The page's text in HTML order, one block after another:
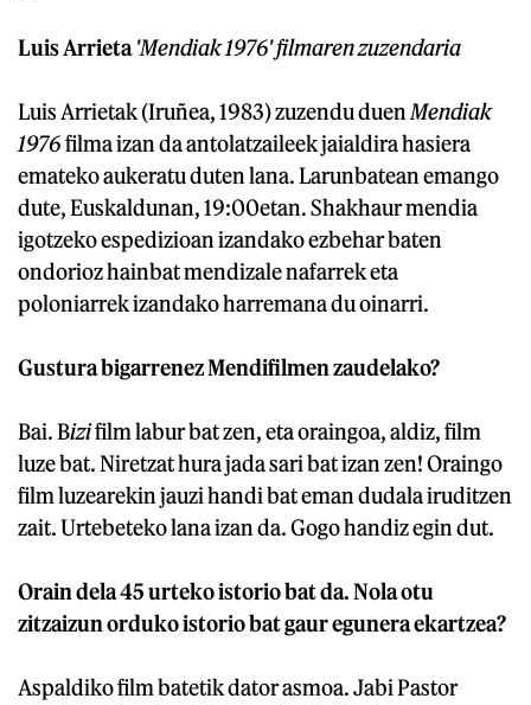
Luis Arrieta 'Mendiak 1976' filmaren zuzendaria
Luis Arrietak (Iruñea, 1983) zuzendu duen Mendiak
1976filma izan da antolatzaileek jaialdira hasiera
emateko aukeratu duten lana. Larunbatean emango
dute, Euskaldunan, 19:00etan. Shakhaur mendia
igotzeko espedizioan izandako ezbehar baten
ondorioz hainbat mendizale nafarrek eta
poloniarrek izandako harremana du oinarri.
Gustura bigarrenez Mendifilmen zaudelako?
Bai. Bizifilm labur bat zen, eta oraingoa, aldiz, film
luze bat. Niretzat hura jada sari bat izan zen! Oraingo
film luzearekin jauzi handi bat eman dudala iruditzen
zait. Urtebeteko lana izan da. Gogo handiz egin dut.
Orain dela 45 urteko istorio bat da. Nola otu
zitzaizun orduko istorio bat gaur egunera ekartzea?
Aspaldiko film batetik dator asmoa. Jabi Pastor